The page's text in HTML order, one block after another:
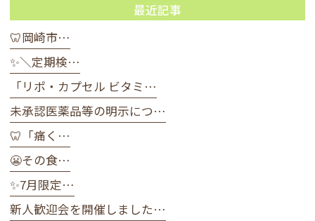
最近記事
🦷岡崎市…
✨＼定期検…
「リポ・カプセル ビタミ…
未承認医薬品等の明示につ…
🦷「痛く…
😬その食…
✨7月限定…
新人歓迎会を開催しました…